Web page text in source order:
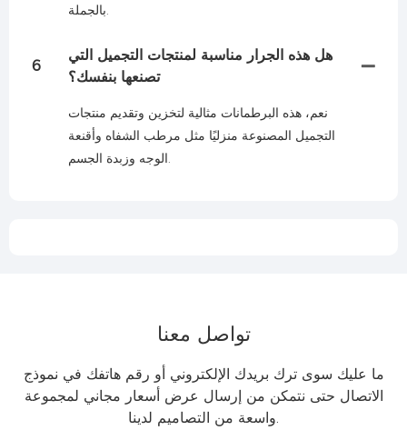
بالجملة.
6
هل هذه الجرار مناسبة لمنتجات التجميل التي
تصنعها بنفسك؟
نعم، هذه البرطمانات مثالية لتخزين وتقديم منتجات
التجميل المصنوعة منزليًا مثل مرطب الشفاه وأقنعة
الوجه وزبدة الجسم.
تواصل معنا
ما عليك سوى ترك بريدك الإلكتروني أو رقم هاتفك في نموذج
الاتصال حتى نتمكن من إرسال عرض أسعار مجاني لمجموعة